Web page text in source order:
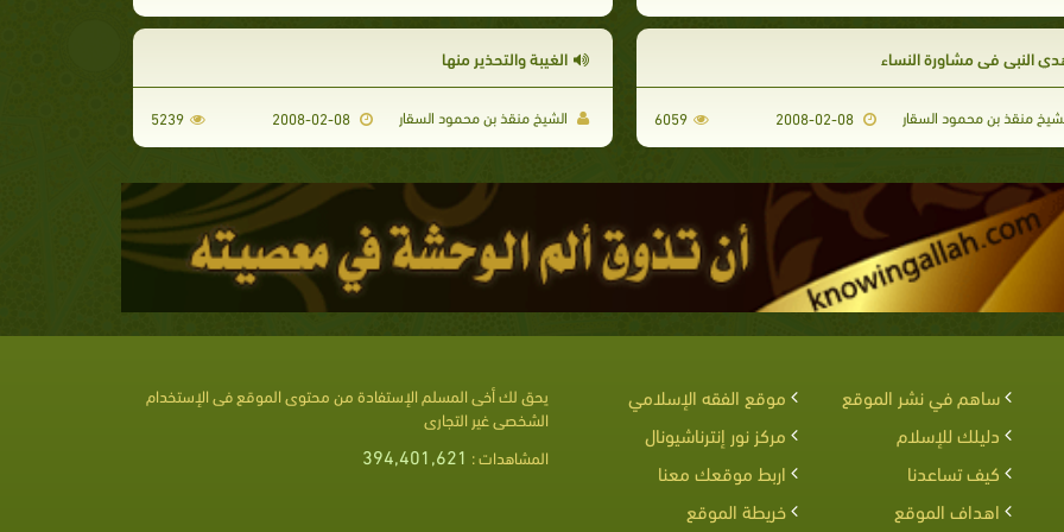
النبي في مشاورة النساء
منقذ بن محمود السقار 2008-02-08
6059
الغيبة والتحذير منها
الشيخ منقذ بن محمود السقار 2008-02-08
5239
ساهم في نشر الموقع
موقع الفقه الإسلامي
دليلك للإسلام
مركز نور إنترناشيونال
كيف تساعدنا
اربط موقعك معنا
اهداف الموقع
خريطة الموقع
يحق لك أخى المسلم الإستفادة من محتوى الموقع فى الإستخدام
الشخصى غير التجارى
المشاهدات : 394,401,621